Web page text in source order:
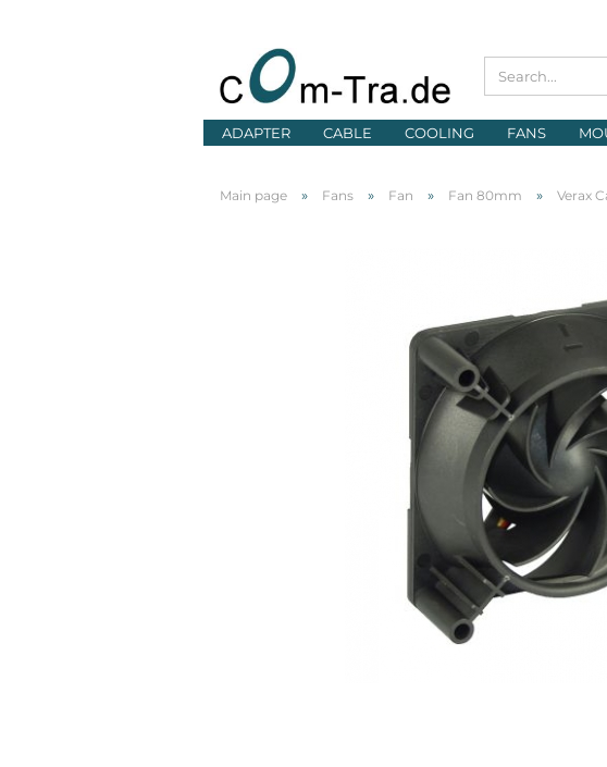
ADAPTER CABLE COOLING FANS
Main page » Fans » Fan » Fan 80mm » Verax